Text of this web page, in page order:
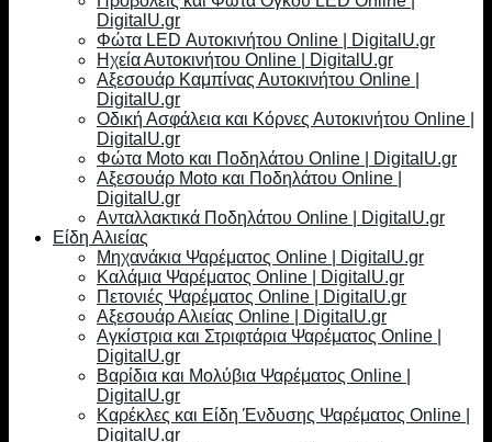
DigitalU.gr
Φώτα LED Αυτοκινήτου Online | DigitalU.gr
Ηχεία Αυτοκινήτου Online | DigitalU.gr
Αξεσουάρ Καμπίνας Αυτοκινήτου Online |
DigitalU.gr
Οδική Ασφάλεια και Κόρνες Αυτοκινήτου Online |
DigitalU.gr
Φώτα Moto και Ποδηλάτου Online | DigitalU.gr
Αξεσουάρ Moto και Ποδηλάτου Online |
DigitalU.gr
Ανταλλακτικά Ποδηλάτου Online | DigitalU.gr
Είδη Αλιείας
Μηχανάκια Ψαρέματος Online | DigitalU.gr
Καλάμια Ψαρέματος Online | DigitalU.gr
Πετονιές Ψαρέματος Online | DigitalU.gr
Αξεσουάρ Αλιείας Online | DigitalU.gr
Αγκίστρια και Στριφτάρια Ψαρέματος Online |
DigitalU.gr
Βαρίδια και Μολύβια Ψαρέματος Online |
DigitalU.gr
Καρέκλες και Είδη Ένδυσης Ψαρέματος Online |
DigitalU.gr